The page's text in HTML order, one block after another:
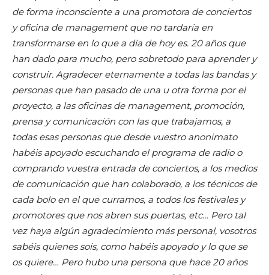
de forma inconsciente a una promotora de conciertos
y oficina de management que no tardaría en
transformarse en lo que a día de hoy es. 20 años que
han dado para mucho, pero sobretodo para aprender y
construir. Agradecer eternamente a todas las bandas y
personas que han pasado de una u otra forma por el
proyecto, a las oficinas de management, promoción,
prensa y comunicación con las que trabajamos, a
todas esas personas que desde vuestro anonimato
habéis apoyado escuchando el programa de radio o
comprando vuestra entrada de conciertos, a los medios
de comunicación que han colaborado, a los técnicos de
cada bolo en el que curramos, a todos los festivales y
promotores que nos abren sus puertas, etc… Pero tal
vez haya algún agradecimiento más personal, vosotros
sabéis quienes sois, como habéis apoyado y lo que se
os quiere… Pero hubo una persona que hace 20 años